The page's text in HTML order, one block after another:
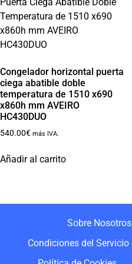
Congelador horizontal puerta
ciega abatible doble
temperatura de 1510 x690
x860h mm AVEIRO
HC430DUO
540.00€ más IVA.
Añadir al carrito
Sobre Nosotros
Condiciones del Servicio